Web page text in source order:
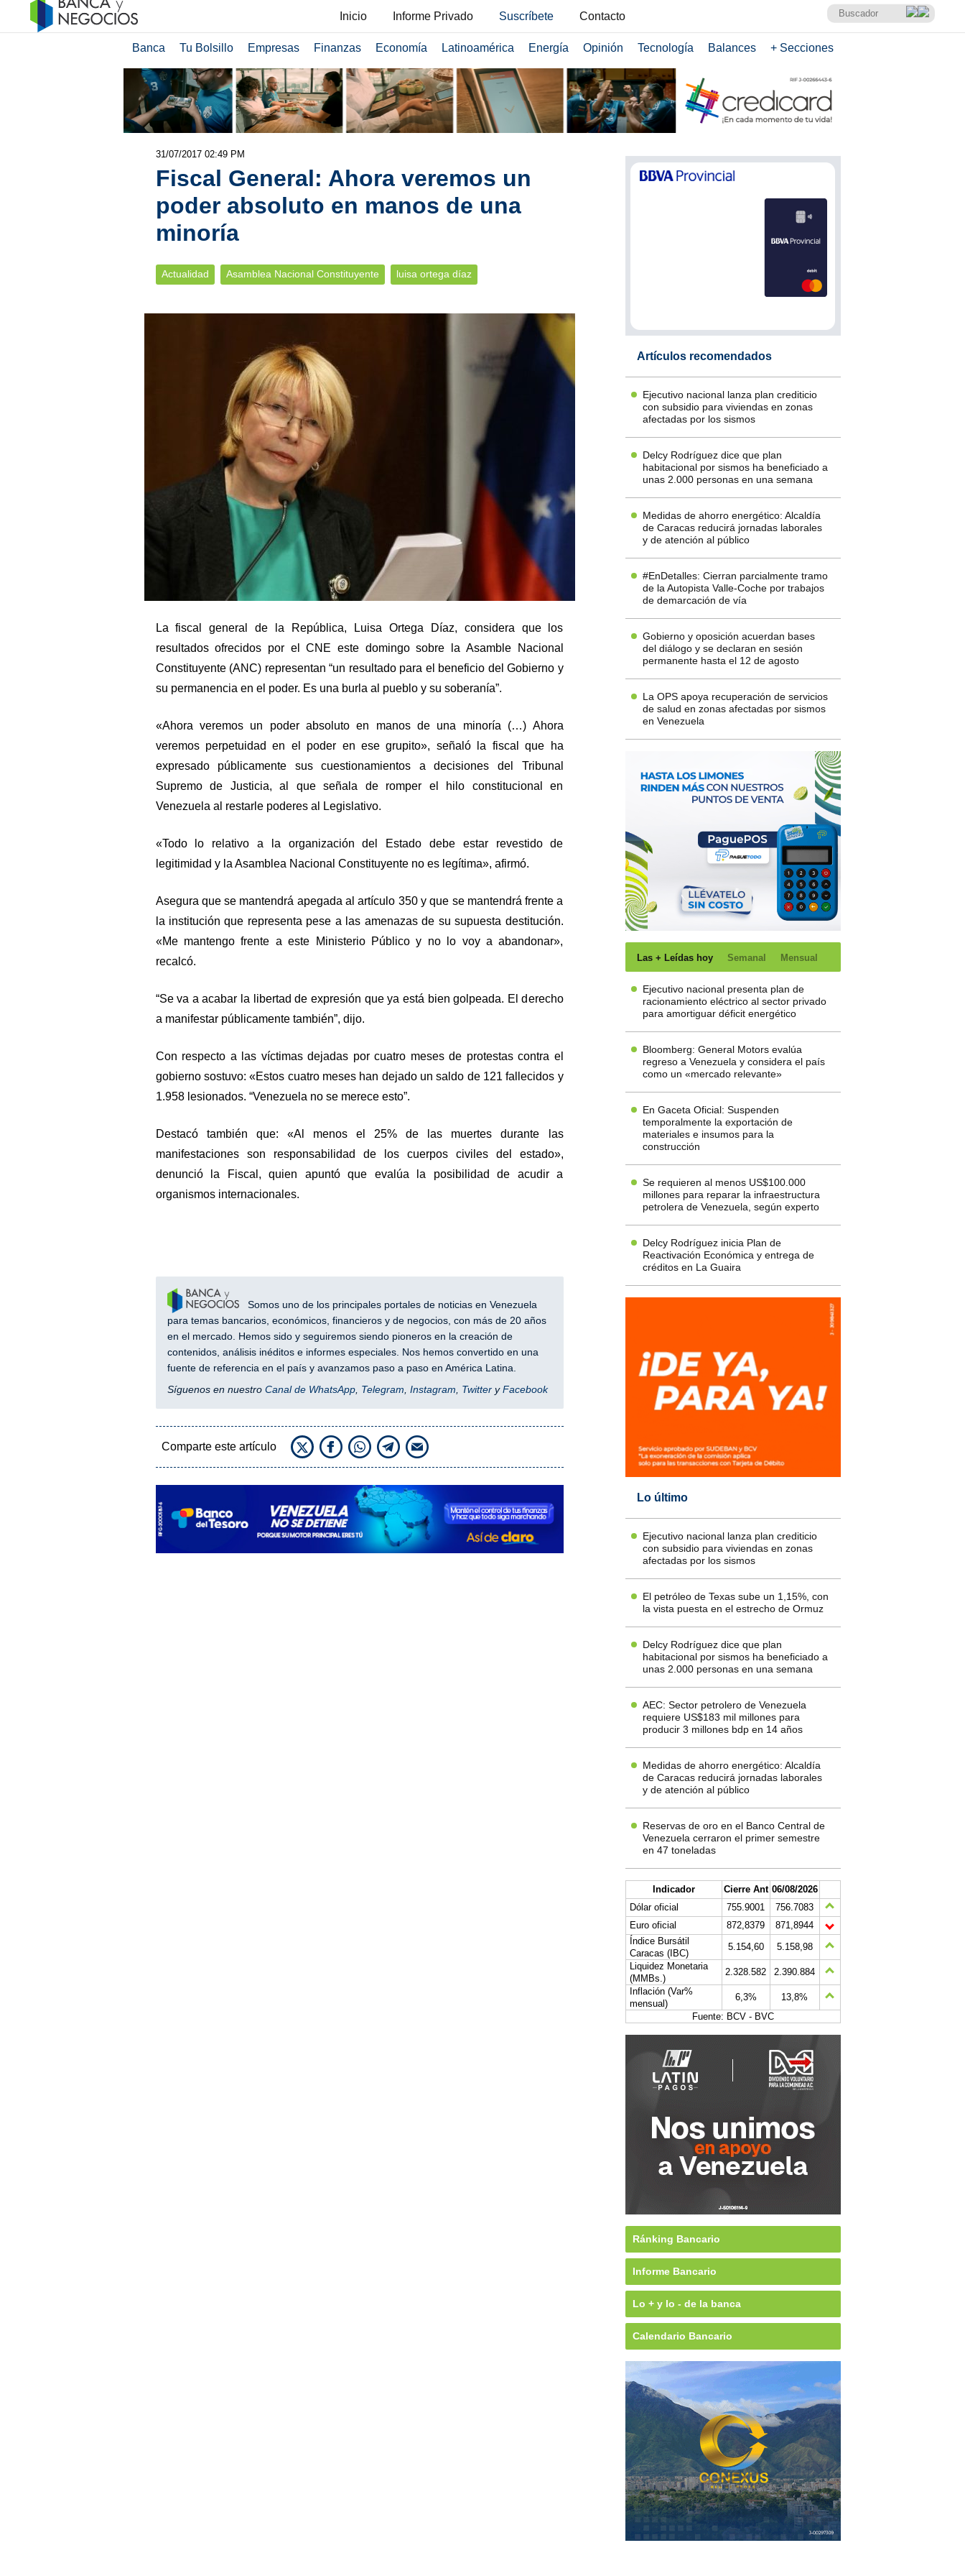
Inicio Informe Privado Suscríbete Contacto
Banca Tu Bolsillo Empresas Finanzas Economía Latinoamérica Energía Opinión Tecnología Balances + Secciones
31/07/2017 02:49 PM
Fiscal General: Ahora veremos un
poder absoluto en manos de una
minoría
Actualidad Asamblea Nacional Constituyente luisa ortega díaz
La fiscal general de la República, Luisa Ortega Díaz, considera que los
resultados ofrecidos por el CNE este domingo sobre la Asamble Nacional
Constituyente (ANC) representan “un resultado para el beneficio del Gobierno y
su permanencia en el poder. Es una burla al pueblo y su soberanía”.
«Ahora veremos un poder absoluto en manos de una minoría (…) Ahora
veremos perpetuidad en el poder en ese grupito», señaló la fiscal que ha
expresado públicamente sus cuestionamientos a decisiones del Tribunal
Supremo de Justicia, al que señala de romper el hilo constitucional en
Venezuela al restarle poderes al Legislativo.
«Todo lo relativo a la organización del Estado debe estar revestido de
legitimidad y la Asamblea Nacional Constituyente no es legítima», afirmó.
Asegura que se mantendrá apegada al artículo 350 y que se mantendrá frente a
la institución que representa pese a las amenazas de su supuesta destitución.
«Me mantengo frente a este Ministerio Público y no lo voy a abandonar»,
recalcó.
“Se va a acabar la libertad de expresión que ya está bien golpeada. El derecho
a manifestar públicamente también”, dijo.
Con respecto a las víctimas dejadas por cuatro meses de protestas contra el
gobierno sostuvo: «Estos cuatro meses han dejado un saldo de 121 fallecidos y
1.958 lesionados. “Venezuela no se merece esto”.
Destacó también que: «Al menos el 25% de las muertes durante las
manifestaciones son responsabilidad de los cuerpos civiles del estado»,
denunció la Fiscal, quien apuntó que evalúa la posibilidad de acudir a
organismos internacionales.
Somos uno de los principales portales de noticias en Venezuela
para temas bancarios, económicos, financieros y de negocios, con más de 20 años
en el mercado. Hemos sido y seguiremos siendo pioneros en la creación de
contenidos, análisis inéditos e informes especiales. Nos hemos convertido en una
fuente de referencia en el país y avanzamos paso a paso en América Latina.
Síguenos en nuestro Canal de WhatsApp, Telegram Instagram TwitteryFacebook
Comparte este artículo
Artículos recomendados
Ejecutivo nacional lanza plan crediticio
con subsidio para viviendas en zonas
afectadas por los sismos
Delcy Rodríguez dice que plan
habitacional por sismos ha beneficiado a
unas 2.000 personas en una semana
Medidas de ahorro energético: Alcaldía
de Caracas reducirá jornadas laborales
y de atención al público
#EnDetalles: Cierran parcialmente tramo
de la Autopista Valle-Coche por trabajos
de demarcación de vía
Gobierno y oposición acuerdan bases
del diálogo y se declaran en sesión
permanente hasta el 12 de agosto
La OPS apoya recuperación de servicios
de salud en zonas afectadas por sismos
en Venezuela
Las + Leídas hoy Semanal Mensual
Ejecutivo nacional presenta plan de
racionamiento eléctrico al sector privado
para amortiguar déficit energético
Bloomberg: General Motors evalúa
regreso a Venezuela y considera el país
como un «mercado relevante»
En Gaceta Oficial: Suspenden
temporalmente la exportación de
materiales e insumos para la
construcción
Se requieren al menos US$100.000
millones para reparar la infraestructura
petrolera de Venezuela, según experto
Delcy Rodríguez inicia Plan de
Reactivación Económica y entrega de
créditos en La Guaira
Lo último
Ejecutivo nacional lanza plan crediticio
con subsidio para viviendas en zonas
afectadas por los sismos
El petróleo de Texas sube un 1,15%, con
la vista puesta en el estrecho de Ormuz
Delcy Rodríguez dice que plan
habitacional por sismos ha beneficiado a
unas 2.000 personas en una semana
AEC: Sector petrolero de Venezuela
requiere US$183 mil millones para
producir 3 millones bdp en 14 años
Medidas de ahorro energético: Alcaldía
de Caracas reducirá jornadas laborales
y de atención al público
Reservas de oro en el Banco Central de
Venezuela cerraron el primer semestre
en 47 toneladas
Indicador Cierre Ant 06/08/2026
Dólar oficial
755.9001
756.7083
Euro oficial
872,8379
871,8944
Índice Bursátil
Caracas (IBC)
5.154,60
5.158,98
Liquidez Monetaria
(MMBs.)
2.328.582
2.390.884
Inflación (Var%
mensual)
6,3%
13,8%
Fuente: BCV - BVC
Ránking Bancario
Informe Bancario
Lo + y lo - de la banca
Calendario Bancario